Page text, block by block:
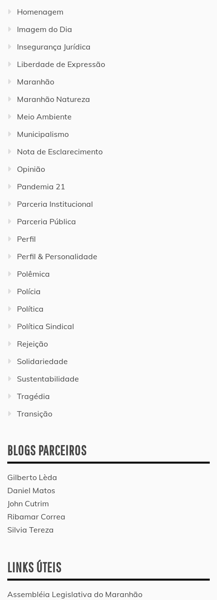
Homenagem
Imagem do Dia
Insegurança Jurídica
Liberdade de Expressão
Maranhão
Maranhão Natureza
Meio Ambiente
Municipalismo
Nota de Esclarecimento
Opinião
Pandemia 21
Parceria Institucional
Parceria Pública
Perfil
Perfil & Personalidade
Polêmica
Polícia
Política
Política Sindical
Rejeição
Solidariedade
Sustentabilidade
Tragédia
Transição
BLOGS PARCEIROS
Gilberto Lèda
Daniel Matos
John Cutrim
Ribamar Correa
Silvia Tereza
LINKS ÚTEIS
Assembléia Legislativa do Maranhão